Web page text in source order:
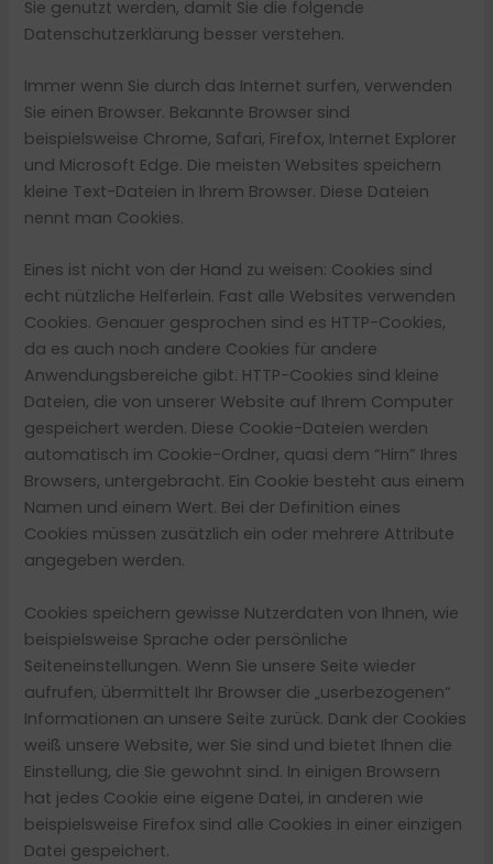
Sie genutzt werden, damit Sie die folgende
Datenschutzerklärung besser verstehen.
Immer wenn Sie durch das Internet surfen, verwenden
Sie einen Browser. Bekannte Browser sind
beispielsweise Chrome, Safari, Firefox, Internet Explorer
und Microsoft Edge. Die meisten Websites speichern
kleine Text-Dateien in Ihrem Browser. Diese Dateien
nennt man Cookies.
Eines ist nicht von der Hand zu weisen: Cookies sind
echt nützliche Helferlein. Fast alle Websites verwenden
Cookies. Genauer gesprochen sind es HTTP-Cookies,
da es auch noch andere Cookies für andere
Anwendungsbereiche gibt. HTTP-Cookies sind kleine
Dateien, die von unserer Website auf Ihrem Computer
gespeichert werden. Diese Cookie-Dateien werden
automatisch im Cookie-Ordner, quasi dem “Hirn” Ihres
Browsers, untergebracht. Ein Cookie besteht aus einem
Namen und einem Wert. Bei der Definition eines
Cookies müssen zusätzlich ein oder mehrere Attribute
angegeben werden.
Cookies speichern gewisse Nutzerdaten von Ihnen, wie
beispielsweise Sprache oder persönliche
Seiteneinstellungen. Wenn Sie unsere Seite wieder
aufrufen, übermittelt Ihr Browser die „userbezogenen“
Informationen an unsere Seite zurück. Dank der Cookies
weiß unsere Website, wer Sie sind und bietet Ihnen die
Einstellung, die Sie gewohnt sind. In einigen Browsern
hat jedes Cookie eine eigene Datei, in anderen wie
beispielsweise Firefox sind alle Cookies in einer einzigen
Datei gespeichert.